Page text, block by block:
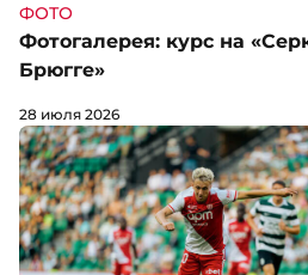
ФОТО
Фотогалерея: курс на
Брюгге»
28 июля 2026